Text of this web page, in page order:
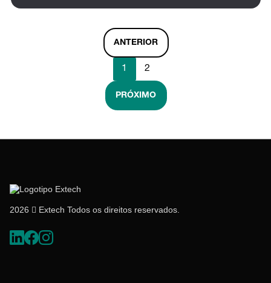
ANTERIOR
1 2
PRÓXIMO
2026  Extech Todos os direitos reservados.